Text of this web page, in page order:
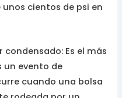
cientos de psi en
Es el más
un evento de
cuando una bolsa